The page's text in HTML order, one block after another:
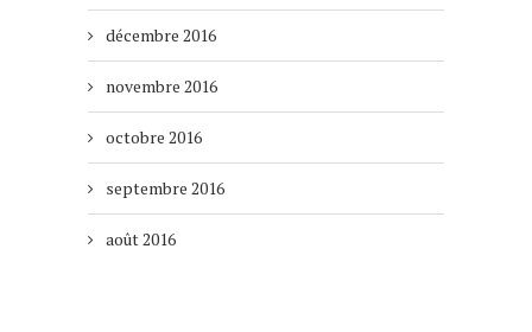
décembre 2016
novembre 2016
octobre 2016
septembre 2016
août 2016